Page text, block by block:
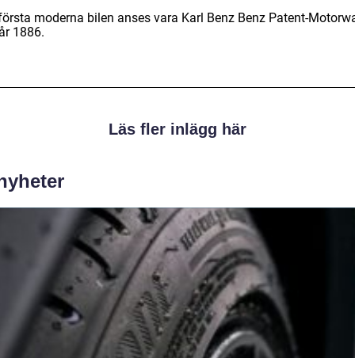
moderna bilen anses vara Karl Benz Benz Patent-
1886.
Läs fler inlägg här